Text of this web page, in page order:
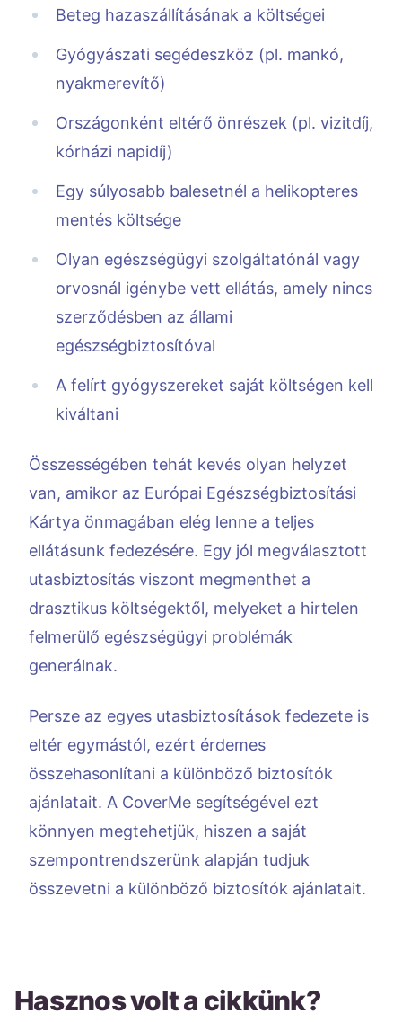
Beteg hazaszállításának a költségei
Gyógyászati segédeszköz (pl. mankó,
nyakmerevítő)
Országonként eltérő önrészek (pl. vizitdíj,
kórházi napidíj)
Egy súlyosabb balesetnél a helikopteres
mentés költsége
Olyan egészségügyi szolgáltatónál vagy
orvosnál igénybe vett ellátás, amely nincs
szerződésben az állami
egészségbiztosítóval
A felírt gyógyszereket saját költségen kell
kiváltani
Összességében tehát kevés olyan helyzet
van, amikor az Európai Egészségbiztosítási
Kártya önmagában elég lenne a teljes
ellátásunk fedezésére. Egy jól megválasztott
utasbiztosítás viszont megmenthet a
drasztikus költségektől, melyeket a hirtelen
felmerülő egészségügyi problémák
generálnak.
Persze az egyes utasbiztosítások fedezete is
eltér egymástól, ezért érdemes
összehasonlítani a különböző biztosítók
ajánlatait. A CoverMe segítségével ezt
könnyen megtehetjük, hiszen a saját
szempontrendszerünk alapján tudjuk
összevetni a különböző biztosítók ajánlatait.
Hasznos volt a cikkünk?